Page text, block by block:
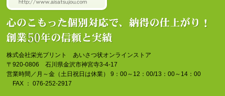
株式会社栄光プリント あいさつ状オンラインストア
〒920-0806 石川県金沢市神宮寺3-4-17
営業時間／月～金（土日祝日は休業） 9：00～12：00/13：00～14：00
FAX ： 076-252-2917